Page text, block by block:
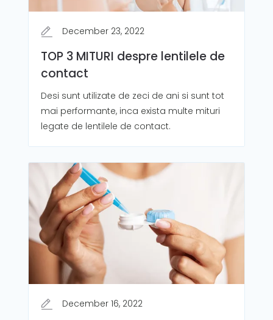
December 23, 2022
TOP 3 MITURI despre lentilele de
contact
Desi sunt utilizate de zeci de ani si sunt tot
mai performante, inca exista multe mituri
legate de lentilele de contact.
December 16, 2022